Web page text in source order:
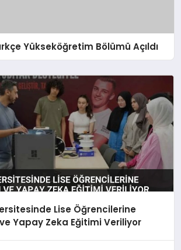
Yükseköğretim Bölümü Açıldı
Lise Öğrencilerine
Yapay Zeka Eğitimi Veriliyor